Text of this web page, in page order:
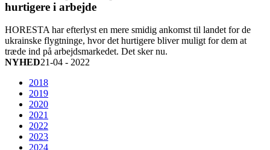
hurtigere i arbejde
HORESTA har efterlyst en mere smidig ankomst til landet for de
ukrainske flygtninge, hvor det hurtigere bliver muligt for dem at
træde ind på arbejdsmarkedet. Det sker nu.
NYHED21-04 - 2022
2018
2019
2020
2021
2022
2023
2024